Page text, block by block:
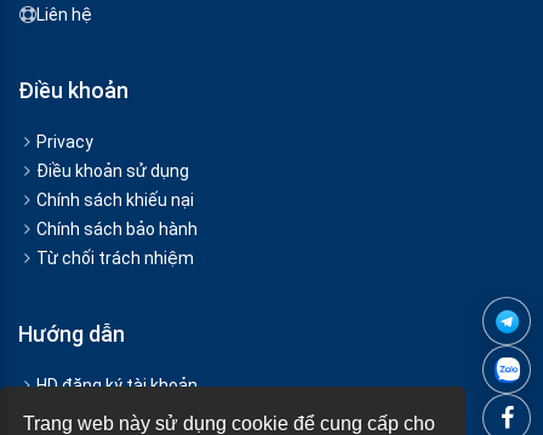
Trang web này sử dụng cookie để cung cấp cho
Liên hệ
Điều khoản
Privacy
Điều khoản sử dụng
Chính sách khiếu nại
Chính sách bảo hành
Từ chối trách nhiệm
Hướng dẫn
HD đăng ký tài khoản
Hướng dẫn Nạp tiền